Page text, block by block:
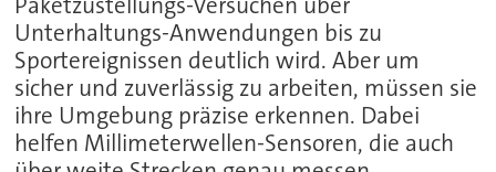
Unterhaltungs-Anwendungen bis zu
Sportereignissen deutlich wird. Aber um
sicher und zuverlässig zu arbeiten, müssen sie
ihre Umgebung präzise erkennen. Dabei
helfen Millimeterwellen-Sensoren, die auch